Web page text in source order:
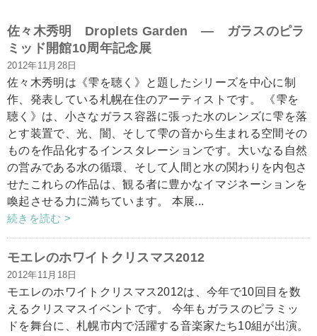
佐々木秀明 Droplets Garden ― ガラスのピラ
ミッド開館10周年記念展
2012年11月28日
佐々木秀明は《雫を聴く》と題したシリーズを中心に制
作、発表している札幌在住のアーティストです。 《雫を
聴く》は、小さなガラス容器に張った水のレンズに雫を落
とす装置で、光、闇、そして雫の音から生まれる空間その
ものを作品化するインスタレーションです。大いなる自然
の営みである水の循環、そして人間と水の関わりを内包さ
せたこれらの作品は、観る者に豊かなイマジネーションを
喚起させる力に満ちています。 本展...
続きを読む >
モエレのホワイトクリスマス2012
2012年11月18日
モエレのホワイトクリスマス2012は、今年で10回目を数
えるクリスマスイベントです。 今年もガラスのピラミッ
ドを舞台に、札幌市内で活躍する音楽家たち10組が出演。